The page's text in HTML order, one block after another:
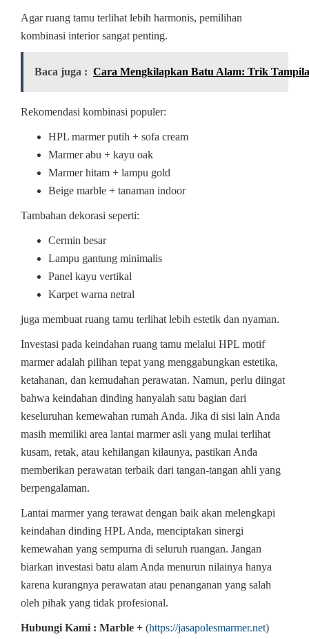
Agar ruang tamu terlihat lebih harmonis, pemilihan
kombinasi interior sangat penting.
Baca juga : Cara Mengkilapkan Batu Alam: Trik
Rekomendasi kombinasi populer:
HPL marmer putih + sofa cream
Marmer abu + kayu oak
Marmer hitam + lampu gold
Beige marble + tanaman indoor
Tambahan dekorasi seperti:
Cermin besar
Lampu gantung minimalis
Panel kayu vertikal
Karpet warna netral
juga membuat ruang tamu terlihat lebih estetik dan nyaman.
Investasi pada keindahan ruang tamu melalui HPL motif
marmer adalah pilihan tepat yang menggabungkan estetika,
ketahanan, dan kemudahan perawatan. Namun, perlu diingat
bahwa keindahan dinding hanyalah satu bagian dari
keseluruhan kemewahan rumah Anda. Jika di sisi lain Anda
masih memiliki area lantai marmer asli yang mulai terlihat
kusam, retak, atau kehilangan kilaunya, pastikan Anda
memberikan perawatan terbaik dari tangan-tangan ahli yang
berpengalaman.
Lantai marmer yang terawat dengan baik akan melengkapi
keindahan dinding HPL Anda, menciptakan sinergi
kemewahan yang sempurna di seluruh ruangan. Jangan
biarkan investasi batu alam Anda menurun nilainya hanya
karena kurangnya perawatan atau penanganan yang salah
oleh pihak yang tidak profesional.
Hubungi Kami : Marble + (https://jasapolesmarmer.net)